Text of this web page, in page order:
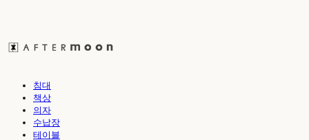
침대
책상
의자
수납장
테이블